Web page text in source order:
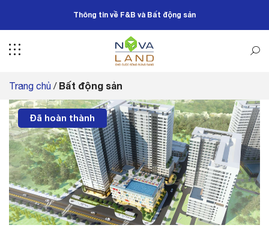
dung
Thông tin về F&B và Bất động sản
Trang chủ / Bất động sản
Đã hoàn thành